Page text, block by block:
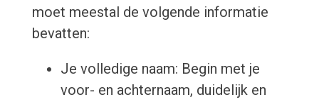
moet meestal de volgende informatie
bevatten:
Je volledige naam: Begin met je
voor- en achternaam, duidelijk en